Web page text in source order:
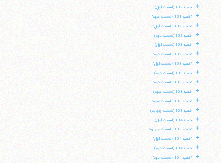
+ خطبه 102 (قسمت اول)
+ "خطبه 101 - قسمت سوم"
+ "خطبه 102 - قسمت اول"
+ خطبه 102 (قسمت دوم)
+ خطبه 103 (قسمت اول)
+ "خطبه 102 - قسمت دوم"
+ "خطبه 103 - قسمت اول"
+ خطبه 103 (قسمت دوم)
+ "خطبه 103 - قسمت دوم"
+ خطبه 103 (قسمت سوم)
+ "خطبه 103 - قسمت سوم"
+ خطبه 103 (قسمت چهارم)
+ خطبه 104 (قسمت اول)
+ "خطبه 103 - قسمت چهارم"
+ "خطبه 104 - قسمت اول"
+ خطبه 104 (قسمت دوم)
+ "خطبه 104 - قسمت دوم"